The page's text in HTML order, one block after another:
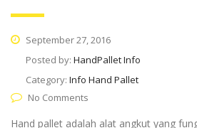
September 27, 2016
Posted by: HandPallet Info
Category: Info Hand Pallet
No Comments
Hand pallet adalah alat angkut yang